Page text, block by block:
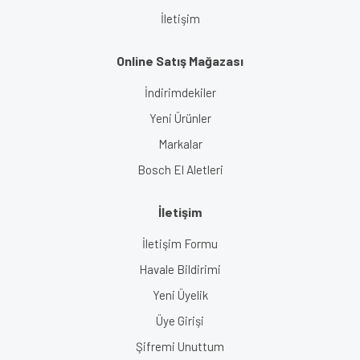
İletişim
Online Satış Mağazası
İndirimdekiler
Yeni Ürünler
Markalar
Bosch El Aletleri
İletişim
İletişim Formu
Havale Bildirimi
Yeni Üyelik
Üye Girişi
Şifremi Unuttum